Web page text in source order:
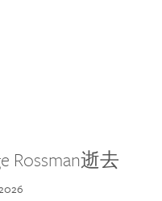
Rossman逝去